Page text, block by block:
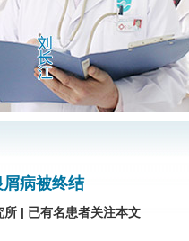
病被终结
所 | 已有名患者关注本文